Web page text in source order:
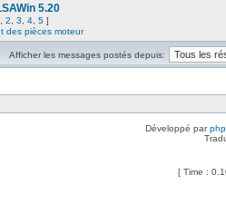
5.20
2 3 4 5 ]
des pièces moteur
Afficher les messages postés depuis:
Développé par
[ Time :